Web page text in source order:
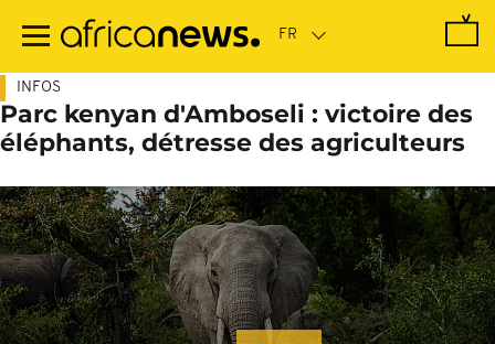
contenu
INFOS
Parc kenyan d'Amboseli : victoire des
éléphants, détresse des agriculteurs